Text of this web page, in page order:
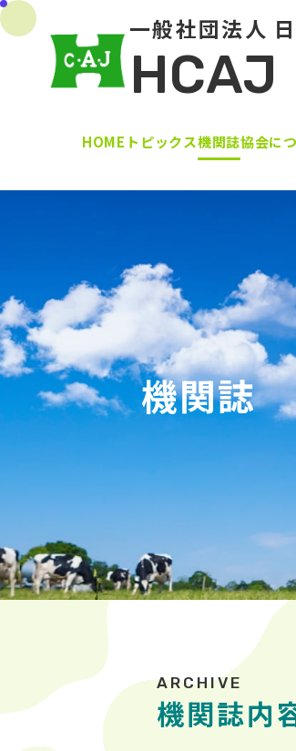
一般社団法人
HCAJ
HOME 協会に
トピックス機関誌
機関誌
機関誌内